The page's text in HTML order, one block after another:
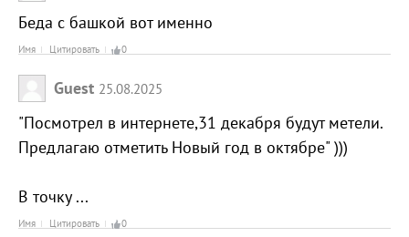
Беда с башкой вот именно
Имя Цитировать 0
Guest 25.08.2025
"Посмотрел в интернете,31 декабря будут метели.
Предлагаю отметить Новый год в октябре" )))
В точку ...
Имя Цитировать 0